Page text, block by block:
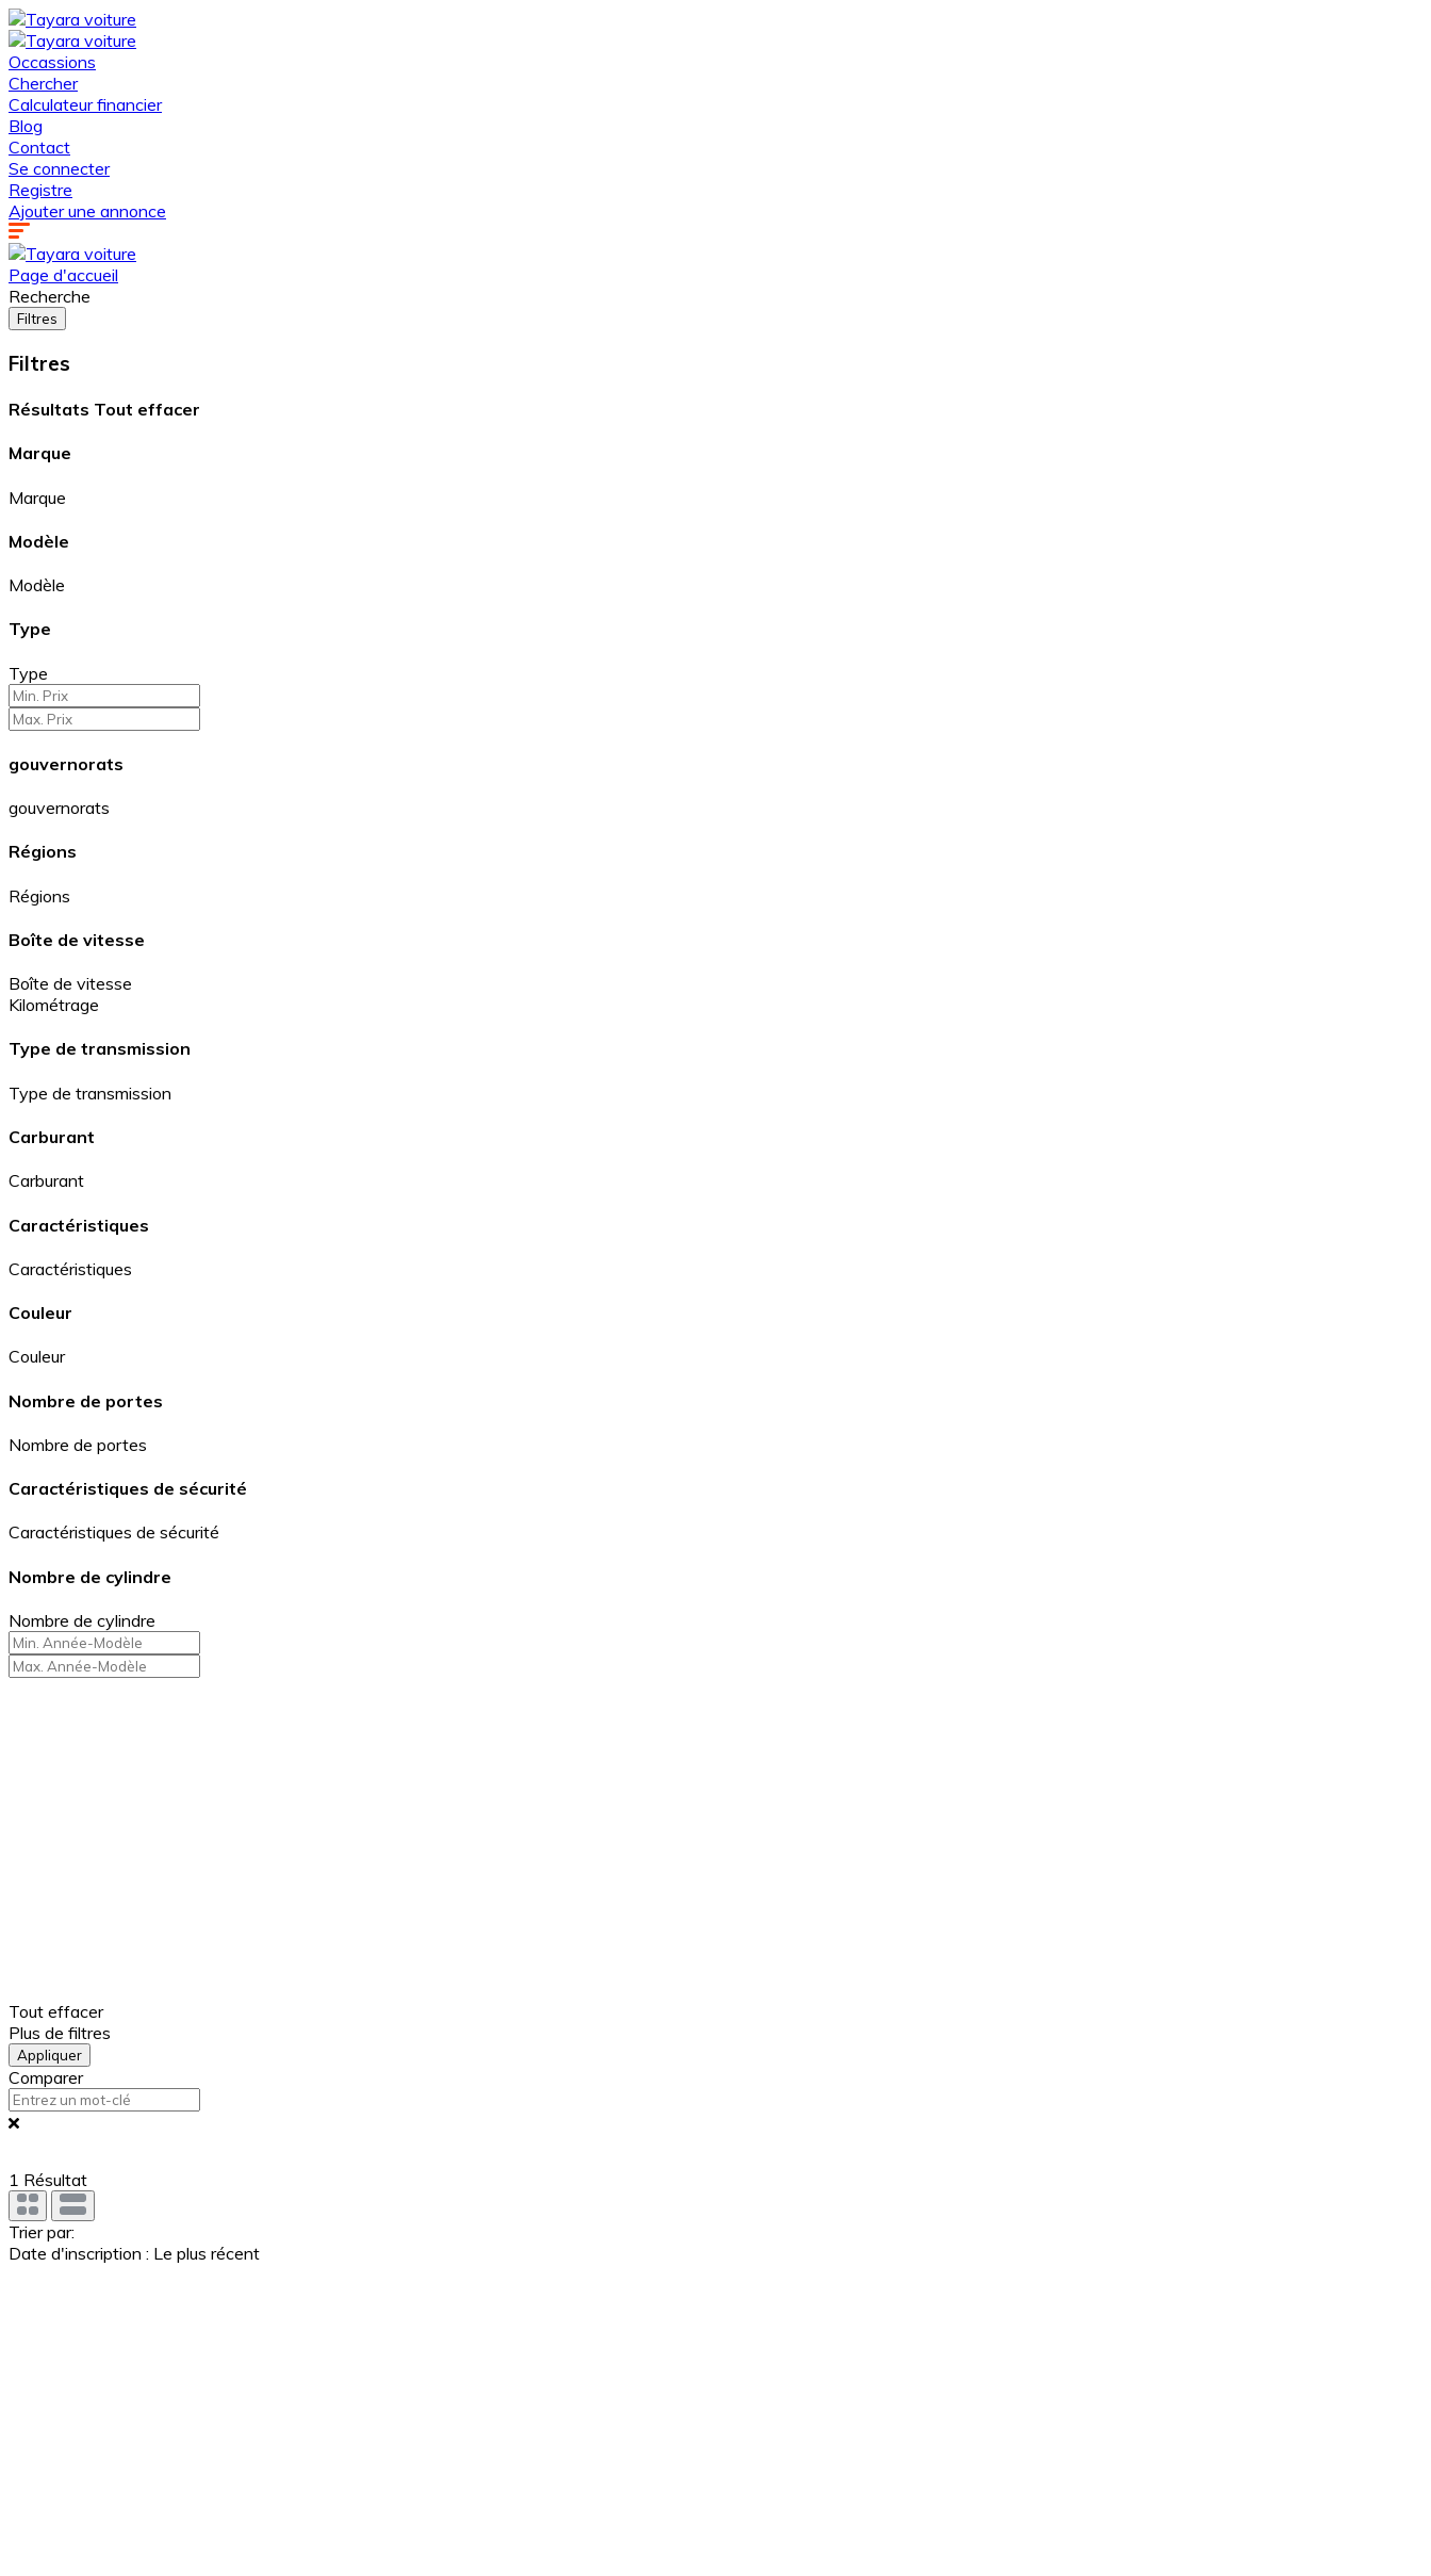
Occassions
Chercher
Calculateur financier
Blog
Contact
Se connecter
Registre
Ajouter une annonce
Page d'accueil
Recherche
Filtres
Filtres
Résultats Tout effacer
Marque
Marque
Modèle
Modèle
Type
Type
gouvernorats
gouvernorats
Régions
Régions
Boîte de vitesse
Boîte de vitesse
Kilométrage
Type de transmission
Type de transmission
Carburant
Carburant
Caractéristiques
Caractéristiques
Couleur
Couleur
Nombre de portes
Nombre de portes
Caractéristiques de sécurité
Caractéristiques de sécurité
Nombre de cylindre
Nombre de cylindre
Tout effacer
Plus de filtres
Appliquer
Comparer
1 Résultat
Trier par:
Date d'inscription : Le plus récent